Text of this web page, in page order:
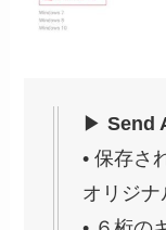
▶Send
• 保存さ
オリジナ